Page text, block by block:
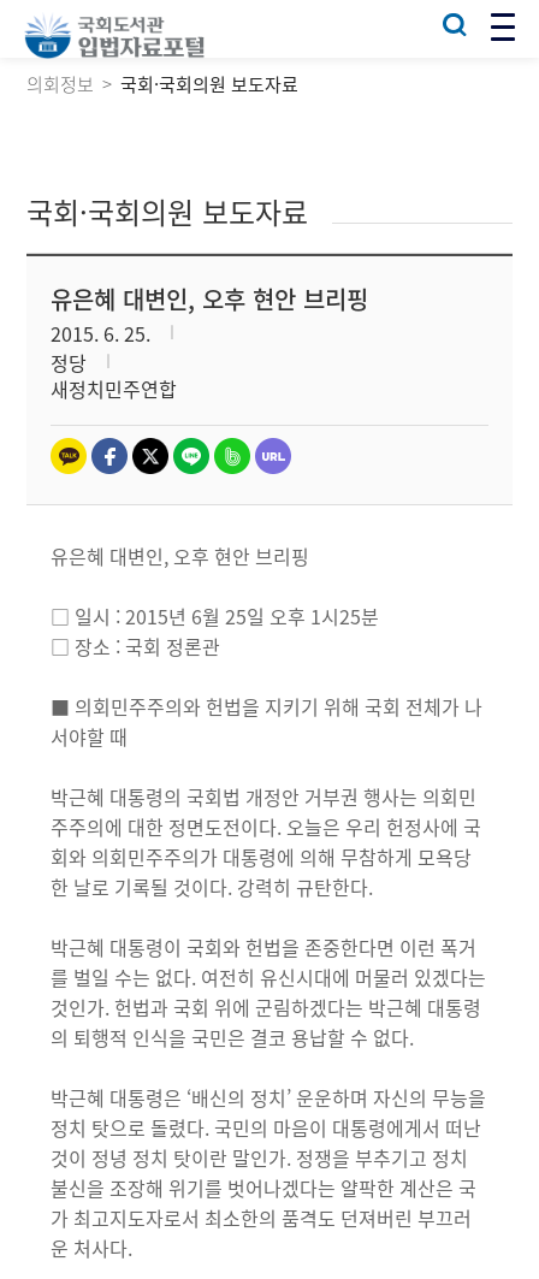
의회정보 국회·국회의원 보도자료
국회·국회의원 보도자료
유은혜 대변인, 오후 현안 브리핑
2015. 6. 25.
정당
새정치민주연합
유은혜 대변인, 오후 현안 브리핑
□ 일시 : 2015년 6월 25일 오후 1시25분
□ 장소 : 국회 정론관
■ 의회민주주의와 헌법을 지키기 위해 국회 전체가 나
서야할 때
박근혜 대통령의 국회법 개정안 거부권 행사는 의회민
주주의에 대한 정면도전이다. 오늘은 우리 헌정사에 국
회와 의회민주주의가 대통령에 의해 무참하게 모욕당
한 날로 기록될 것이다. 강력히 규탄한다.
박근혜 대통령이 국회와 헌법을 존중한다면 이런 폭거
를 벌일 수는 없다. 여전히 유신시대에 머물러 있겠다는
것인가. 헌법과 국회 위에 군림하겠다는 박근혜 대통령
의 퇴행적 인식을 국민은 결코 용납할 수 없다.
박근혜 대통령은 ‘배신의 정치’ 운운하며 자신의 무능을
정치 탓으로 돌렸다. 국민의 마음이 대통령에게서 떠난
것이 정녕 정치 탓이란 말인가. 정쟁을 부추기고 정치
불신을 조장해 위기를 벗어나겠다는 얄팍한 계산은 국
가 최고지도자로서 최소한의 품격도 던져버린 부끄러
운 처사다.